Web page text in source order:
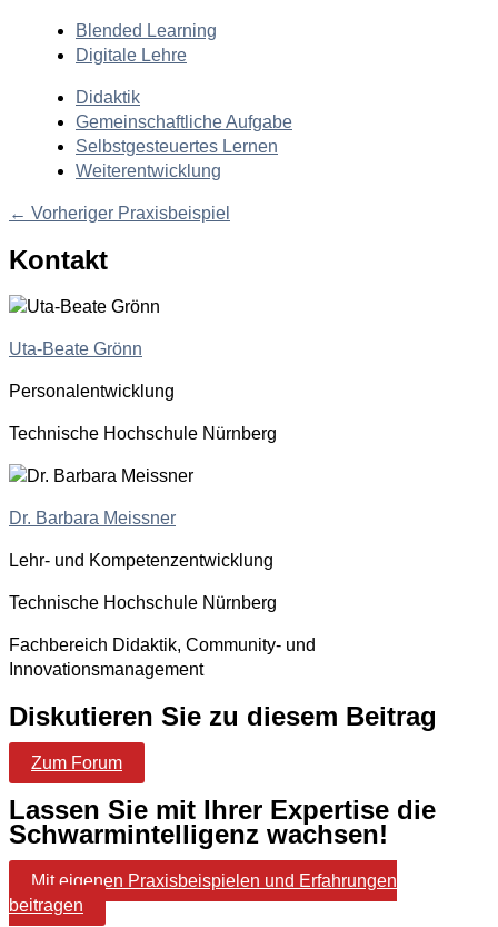
Blended Learning
Digitale Lehre
Didaktik
Gemeinschaftliche Aufgabe
Selbstgesteuertes Lernen
Weiterentwicklung
← Vorheriger Praxisbeispiel
Kontakt
Uta-Beate Grönn
Personalentwicklung
Technische Hochschule Nürnberg
Dr. Barbara Meissner
Lehr- und Kompetenzentwicklung
Technische Hochschule Nürnberg
Fachbereich Didaktik, Community- und
Innovationsmanagement
Diskutieren Sie zu diesem Beitrag
Zum Forum
Lassen Sie mit Ihrer Expertise die
Schwarmintelligenz wachsen!
Mit eigenen Praxisbeispielen und Erfahrungen
beitragen